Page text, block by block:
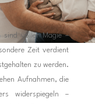
sind voller Magie –
Zeit verdient
zu werden.
Aufnahmen, die
widerspiegeln –